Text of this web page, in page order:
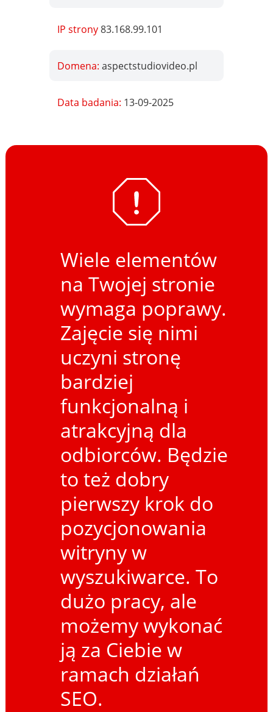
IP strony83.168.99.101
Domena:aspectstudiovideo.pl
Data badania: 13-09-2025
Wiele elementów
na Twojej stronie
wymaga poprawy.
Zajęcie się nimi
uczyni stronę
bardziej
funkcjonalną i
atrakcyjną dla
odbiorców. Będzie
to też dobry
pierwszy krok do
pozycjonowania
witryny w
wyszukiwarce. To
dużo pracy, ale
możemy wykonać
ją za Ciebie w
ramach działań
SEO.